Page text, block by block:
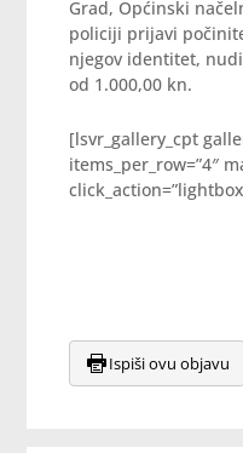
Grad, Općinski
policiji prijavi
njegov identitet,
od 1.000,00 kn.
[lsvr_gallery_cpt
items_per_row=”4″
Ispiši ovu objavu